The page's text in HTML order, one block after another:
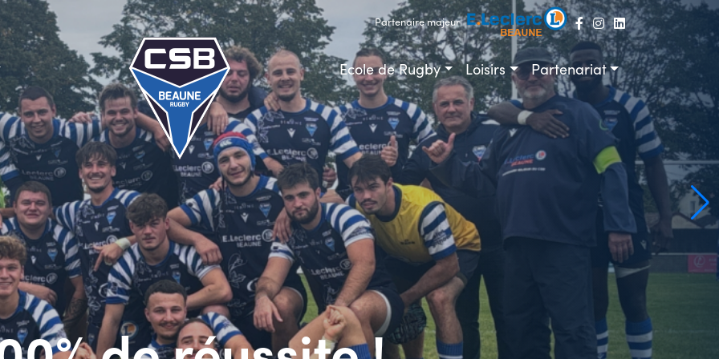
Partenaire majeur
Ecole de Rugby Loisirs Partenariat